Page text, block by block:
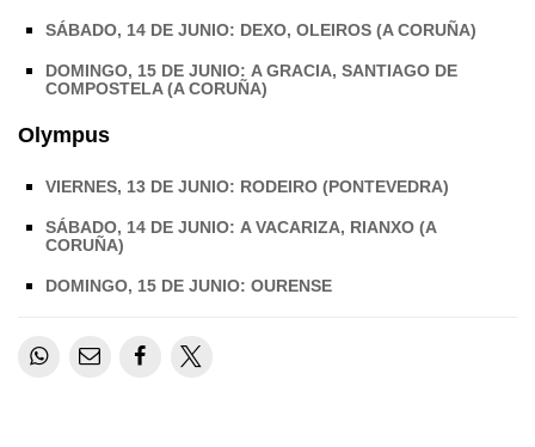
SÁBADO, 14 DE JUNIO: DEXO, OLEIROS (A CORUÑA)
DOMINGO, 15 DE JUNIO: A GRACIA, SANTIAGO DE
COMPOSTELA (A CORUÑA)
Olympus
VIERNES, 13 DE JUNIO: RODEIRO (PONTEVEDRA)
SÁBADO, 14 DE JUNIO: A VACARIZA, RIANXO (A
CORUÑA)
DOMINGO, 15 DE JUNIO: OURENSE